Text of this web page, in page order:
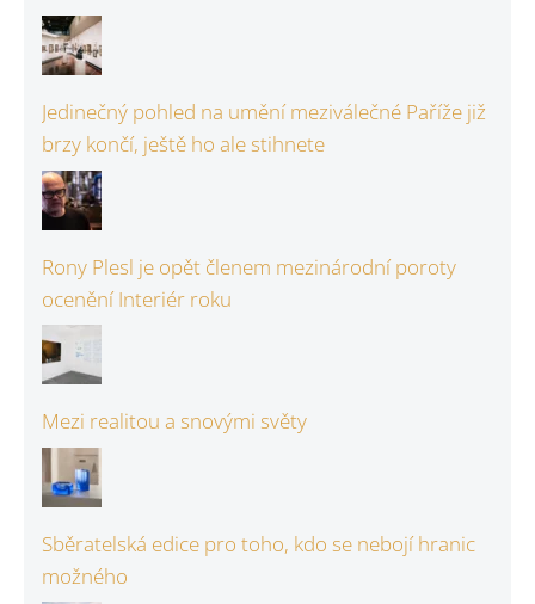
Jedinečný pohled na umění meziválečné Paříže již
brzy končí, ještě ho ale stihnete
Rony Plesl je opět členem mezinárodní poroty
ocenění Interiér roku
Mezi realitou a snovými světy
Sběratelská edice pro toho, kdo se nebojí hranic
možného